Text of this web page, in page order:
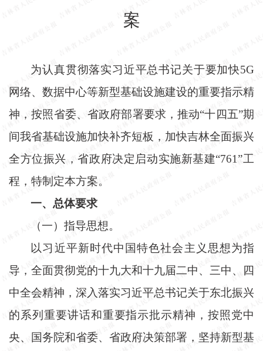
案
为认真贯彻落实习近平总书记关于要加快5G
网络、数据中心等新型基础设施建设的重要指示精
神，按照省委、省政府部署要求，推动“十四五”期
间我省基础设施加快补齐短板，加快吉林全面振兴
全方位振兴，省政府决定启动实施新基建“761”工
程，特制定本方案。
一、总体要求
（一）指导思想。
以习近平新时代中国特色社会主义思想为指
导，全面贯彻党的十九大和十九届二中、三中、四
中全会精神，深入落实习近平总书记关于东北振兴
的系列重要讲话和重要指示批示精神，按照党中
央、国务院和省委、省政府决策部署，坚持新型基